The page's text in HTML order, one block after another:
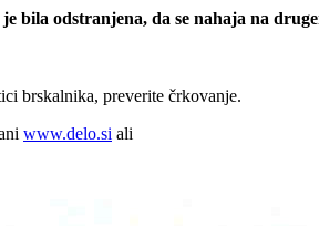
bila odstranjena, da se nahaja na
brskalnika, preverite črkovanje.
www.delo.si ali